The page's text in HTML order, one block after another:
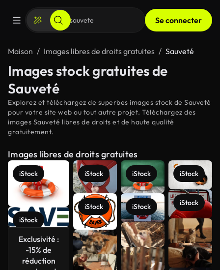
Se connecter
Maison Images libres de droits gratuites Sauveté
Images stock gratuites de
Sauveté
Explorez et téléchargez de superbes images stock de Sauveté
pour votre site web ou tout autre projet. Téléchargez des
images Sauveté libres de droits et de haute qualité
gratuitement.
Images libres de droits gratuites
iStock
iStock
Exclusivité :
-15% de
réduction
iStock
iStock
iStock
iStock
iStock
iStock
Voir plus